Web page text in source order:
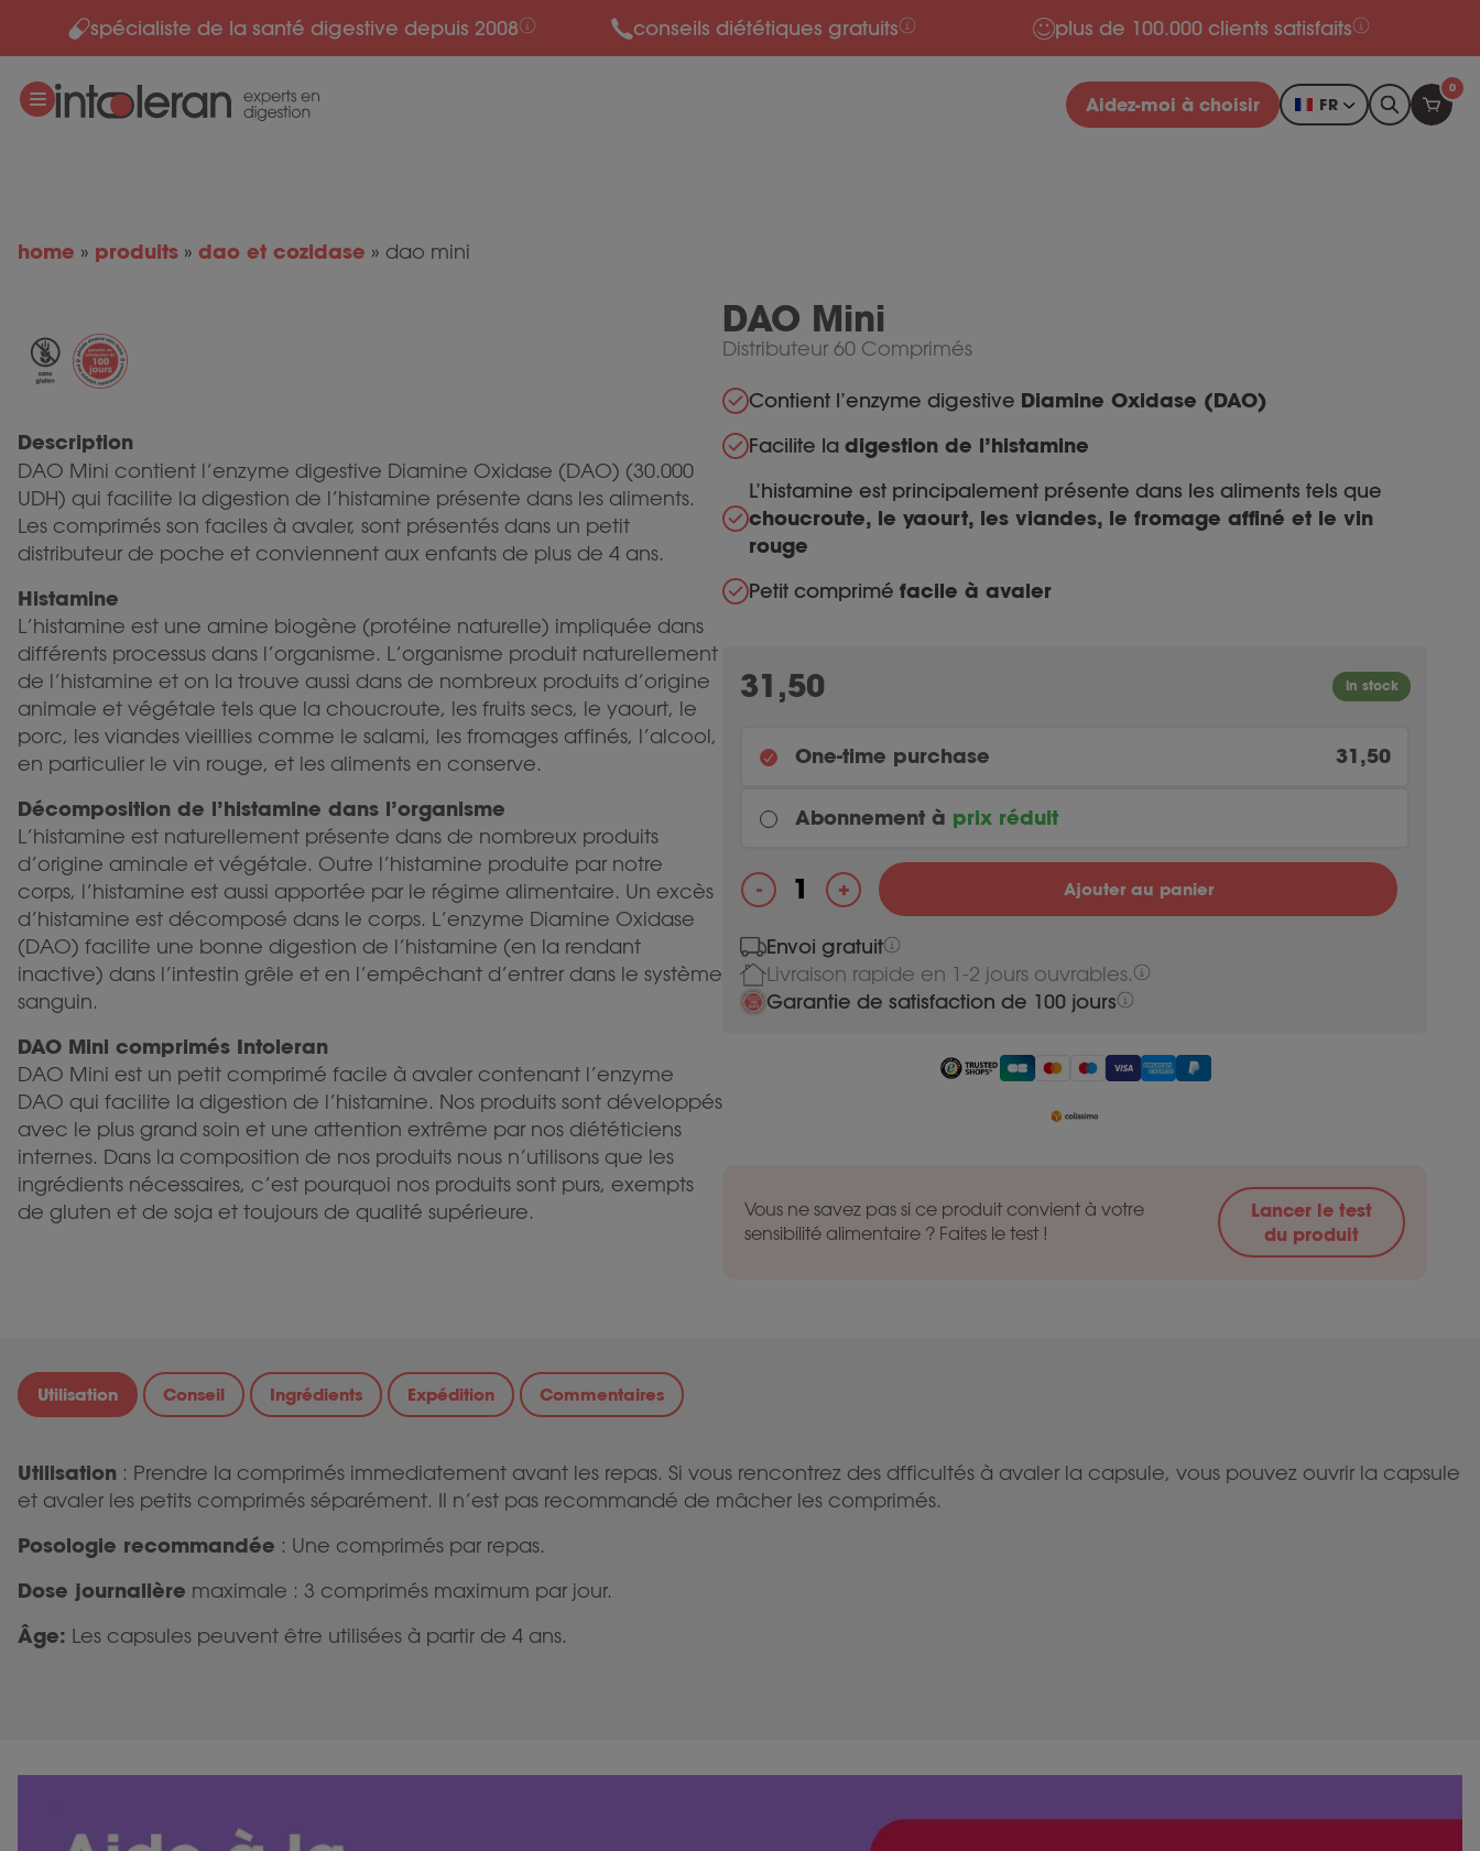
Skip to contentspécialiste de la santé digestive depuis 2008 conseils diététiques gratuits plus de 100.000 clients satisfaits
Aidez-moi à choisir FR
0
home » produits » dao et cozidase » dao mini
Description
DAO Mini contient l’enzyme digestive Diamine Oxidase (DAO) (30.000
UDH) qui facilite la digestion de l’histamine présente dans les aliments.
Les comprimés son faciles à avaler, sont présentés dans un petit
distributeur de poche et conviennent aux enfants de plus de 4 ans.
Histamine
L’histamine est une amine biogène (protéine naturelle) impliquée dans
différents processus dans l’organisme. L’organisme produit naturellement
de l’histamine et on la trouve aussi dans de nombreux produits d’origine
animale et végétale tels que la choucroute, les fruits secs, le yaourt, le
porc, les viandes vieillies comme le salami, les fromages affinés, l’alcool,
en particulier le vin rouge, et les aliments en conserve.
Décomposition de l’histamine dans l’organisme
L’histamine est naturellement présente dans de nombreux produits
d’origine aminale et végétale. Outre l’histamine produite par notre
corps, l’histamine est aussi apportée par le régime alimentaire. Un excès
d’histamine est décomposé dans le corps. L’enzyme Diamine Oxidase
(DAO) facilite une bonne digestion de l’histamine (en la rendant
inactive) dans l’intestin grêle et en l’empêchant d’entrer dans le système
sanguin.
DAO Mini comprimés Intoleran
DAO Mini est un petit comprimé facile à avaler contenant l’enzyme
DAO qui facilite la digestion de l’histamine. Nos produits sont développés
avec le plus grand soin et une attention extrême par nos diététiciens
internes. Dans la composition de nos produits nous n’utilisons que les
ingrédients nécessaires, c’est pourquoi nos produits sont purs, exempts
de gluten et de soja et toujours de qualité supérieure.
Contient l’enzyme digestive Diamine Oxidase (DAO)
Facilite la digestion de l’histamine
L’histamine est principalement présente dans les aliments tels que
choucroute, le yaourt, les viandes, le fromage affiné et le vin
rouge
Petit comprimé facile à avaler
One-time purchase 31,50
Abonnement à prix réduit
Every month Original price
Current
Most chosen
Every 3 months
Envoi gratuit
Livraison rapide en 1-2 jours ouvrables.
Garantie de satisfaction de 100 jours
31,50
-
quantité de DAO Mini
+ Ajouter au panier
DAO Mini
Distributeur 60 Comprimés
Vous ne savez pas si ce produit convient à votre
sensibilité alimentaire ? Faites le test !
Lancer le test
du produit
Utilisation Conseil Ingrédients Expédition Commentaires
Utilisation : Prendre la comprimés immediatement avant les repas. Si vous rencontrez des dfficultés à avaler la capsule, vous pouvez ouvrir la capsule
et avaler les petits comprimés séparément. Il n’est pas recommandé de mâcher les comprimés.
Posologie recommandée : Une comprimés par repas.
Dose journalière maximale : 3 comprimés maximum par jour.
Âge: Les capsules peuvent être utilisées à partir de 4 ans.